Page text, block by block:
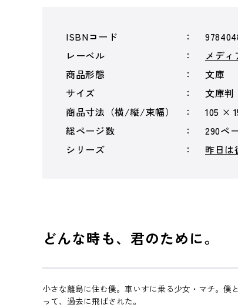
ISBNコード
レーベル
メディ
商品形態
文庫
サイズ
文庫判
商品寸法（横/縦/束幅）
105 ×
総ページ数
290ペ
シリーズ
昨日は
どんな時も、君のために。
小さな離島に住む僕。車いすに乗る少女・マチ。
って、過去に飛ばされた。